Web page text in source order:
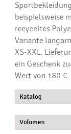
beispielsweise
recyceltes
Variante
XS-XXL.
ein Geschenk
Wert von 180